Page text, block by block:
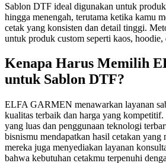
Sablon DTF ideal digunakan untuk
hingga menengah, terutama ketika kamu
cetak yang konsisten dan detail tinggi.
untuk produk custom seperti kaos, hoodie,
Kenapa Harus Memilih
untuk Sablon DTF?
ELFA GARMEN menawarkan layanan
kualitas terbaik dan harga yang kompetitif.
yang luas dan penggunaan teknologi
bisnismu mendapatkan hasil cetakan yang
mereka juga menyediakan layanan
bahwa kebutuhan cetakmu terpenuhi